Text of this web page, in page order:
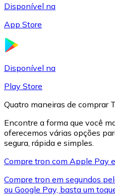
XRP
Disponível na
App Store
Disponível na
Play Store
Quatro maneiras de comprar
Encontre a forma que você
oferecemos várias opções
segura, rápida e simples.
Compre tron com Apple Pay
Compre tron em segundos
ou Google Pay, basta um